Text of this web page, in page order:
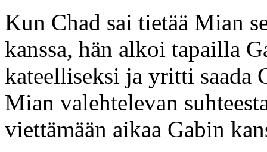
Kun Chad sai tietää Mian
kanssa, hän alkoi tapailla
kateelliseksi ja yritti saada
Mian valehtelevan
viettämään aikaa Gabin